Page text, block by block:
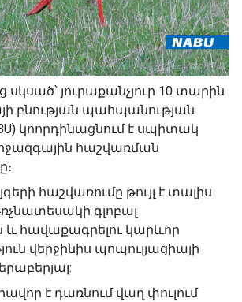
սկսած՝ յուրաքանչյուր 10 տարին
բնության պահպանության
կոորդինացնում է սպիտակ
հաշվառման
հաշվառումը թույլ է տալիս
գլոբալ
և հավաքագրելու կարևոր
վերջինիս պոպուլյացիայի
է դառնում վաղ փուլում